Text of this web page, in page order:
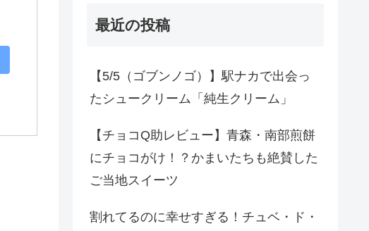
最近の投稿
【5/5（ゴブンノゴ）】駅ナカで出会っ
たシュークリーム「純生クリーム」
【チョコQ助レビュー】青森・南部煎餅
にチョコがけ！？かまいたちも絶賛した
ご当地スイーツ
割れてるのに幸せすぎる！チュベ・ド・